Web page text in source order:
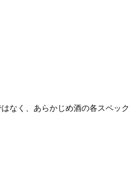
なく、あらかじめ酒の各スペッ